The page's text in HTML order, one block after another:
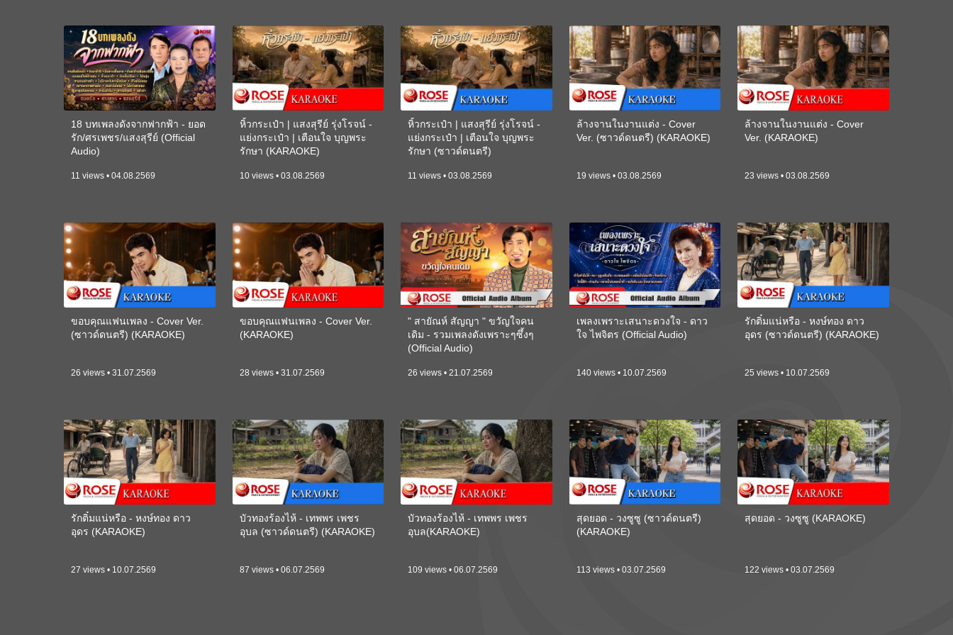
18 บทเพลงดังจากฟากฟ้า - ยอด
รัก/ศรเพชร/แสงสุรีย์ (Official
Audio)
11 views • 04.08.2569
หิ้วกระเป๋า | แสงสุรีย์ รุ่งโรจน์ -
แย่งกระเป๋า | เตือนใจ บุญพระ
รักษา (KARAOKE)
10 views • 03.08.2569
หิ้วกระเป๋า | แสงสุรีย์ รุ่งโรจน์ -
แย่งกระเป๋า | เตือนใจ บุญพระ
รักษา (ซาวด์ดนตรี)
11 views • 03.08.2569
ล้างจานในงานแต่ง - Cover
Ver. (ซาวด์ดนตรี) (KARAOKE)
19 views • 03.08.2569
ล้างจานในงานแต่ง - Cover
Ver. (KARAOKE)
23 views • 03.08.2569
ขอบคุณแฟนเพลง - Cover Ver.
(ซาวด์ดนตรี) (KARAOKE)
26 views • 31.07.2569
ขอบคุณแฟนเพลง - Cover Ver.
(KARAOKE)
28 views • 31.07.2569
" สายัณห์ สัญญา " ขวัญใจคน
เดิม - รวมเพลงดังเพราะๆซึ้งๆ
(Official Audio)
26 views • 21.07.2569
เพลงเพราะเสนาะดวงใจ - ดาว
ใจ ไพจิตร (Official Audio)
140 views • 10.07.2569
รักติ๋มแน่หรือ - หงษ์ทอง ดาว
อุดร (ซาวด์ดนตรี) (KARAOKE)
25 views • 10.07.2569
รักติ๋มแน่หรือ - หงษ์ทอง ดาว
อุดร (KARAOKE)
27 views • 10.07.2569
บัวทองร้องไห้ - เทพพร เพชร
อุบล (ซาวด์ดนตรี) (KARAOKE)
87 views • 06.07.2569
บัวทองร้องไห้ - เทพพร เพชร
อุบล(KARAOKE)
109 views • 06.07.2569
สุดยอด - วงซูซู (ซาวด์ดนตรี)
(KARAOKE)
113 views • 03.07.2569
สุดยอด - วงซูซู (KARAOKE)
122 views • 03.07.2569